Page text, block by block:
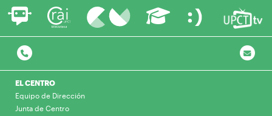
EL CENTRO
Equipo de Dirección
Junta de Centro